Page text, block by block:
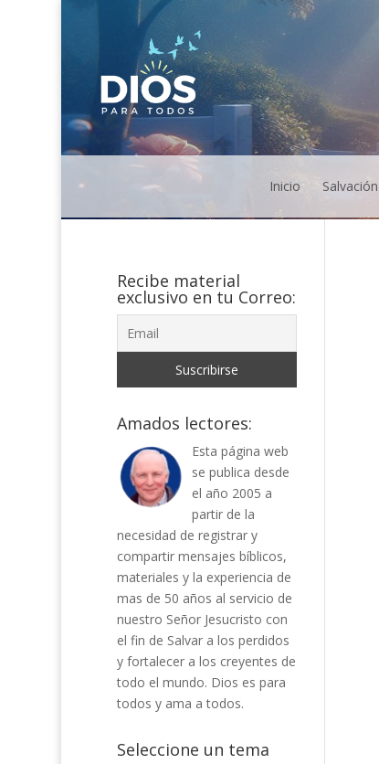
Inicio Salvación
Recibe material
exclusivo en tu Correo:
Amados lectores:
Esta página web
se publica desde
el año 2005 a
partir de la
necesidad de registrar y
compartir mensajes bíblicos,
materiales y la experiencia de
mas de 50 años al servicio de
nuestro Señor Jesucristo con
el fin de Salvar a los perdidos
y fortalecer a los creyentes de
todo el mundo. Dios es para
todos y ama a todos.
Seleccione un tema